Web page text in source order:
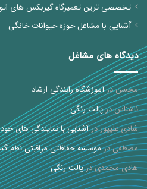
تخصصی ترین تعمیرگاه گیربکس های
آشنایی با مشاغل حوزه حیوانات خانگی
دیدگاه های مشاغل
محسندرآموزشگاه رانندگی ارشاد
ناشناسدرپالت رنگی
شادی علیپوردرآشنایی با نمایندگی های
مصطفیدرموسسه حفاظتی مراقبتی نظم
هادی محمدیدرپالت رنگی